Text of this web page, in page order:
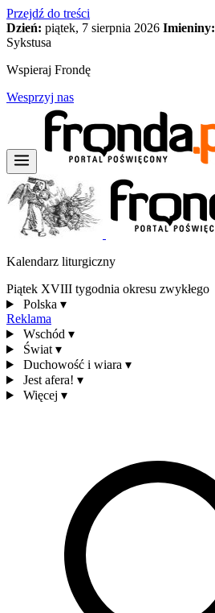
Przejdź do treści
Dzień: piątek, 7 sierpnia 2026 Imieniny:
Sykstusa
Wspieraj Frondę
Wesprzyj nas
Kalendarz liturgiczny
Piątek XVIII tygodnia okresu zwykłego
Polska ▾
Reklama
Wschód ▾
Świat ▾
Duchowość i wiara ▾
Jest afera! ▾
Więcej ▾